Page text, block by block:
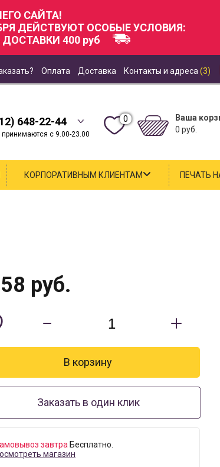
САЙТА!
ДЕЙСТВУЮТ ОСОБЫЕ УСЛОВИЯ:
ДОСТАВКИ 400 руб
Оплата Доставка Контакты и адреса (3)
648-22-44
с 9.00-23.00
0
Ваша
0 руб.
КОРПОРАТИВНЫМ КЛИЕНТАМ ПЕЧАТЬ
руб.
Заказать в один клик
завтра Бесплатно.
магазин